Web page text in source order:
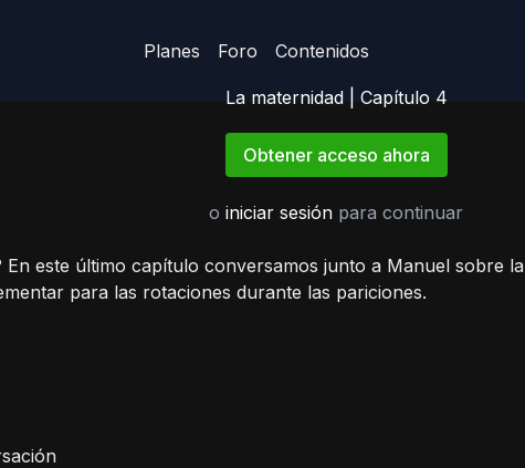
Planes Foro Contenidos
La maternidad | Capítulo 4
Obtener acceso ahora
o iniciar sesión para continuar
este último capítulo conversamos junto a Manuel sobre la
para las rotaciones durante las pariciones.